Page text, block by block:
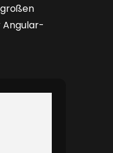
Angular-